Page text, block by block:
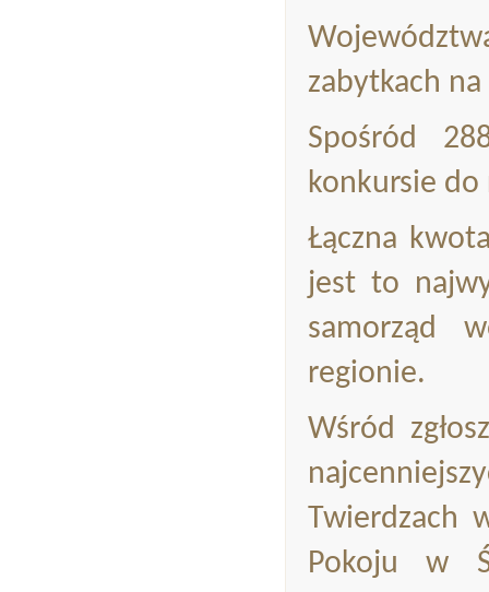
zabytkach
Spośród
konkursie do
Łączna
jest to
samorząd
regionie.
Wśród
Twierdzach
Pokoju w